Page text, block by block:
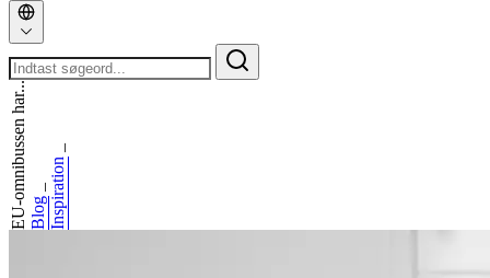
Inspiration
_
Blog
_
EU-omnibussen har...